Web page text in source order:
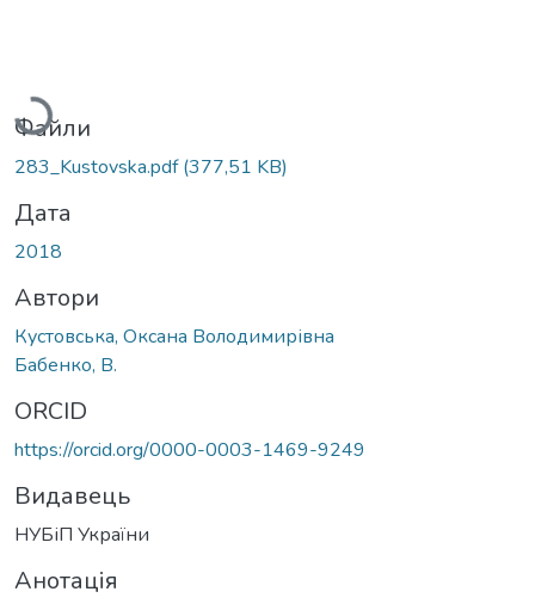
Вантажиться...
Файли
283_Kustovska.pdf(377,51 KB)
Дата
2018
Автори
Кустовська, Оксана Володимирівна
Бабенко, В.
ORCID
https://orcid.org/0000-0003-1469-9249
Видавець
НУБіП України
Анотація